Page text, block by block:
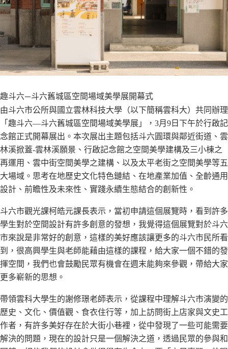
趣斗六—斗六舊城區空間場域美學展開幕式
由斗六市公所與國立雲林科技大學（以下簡稱雲科大）共同辦理
「趣斗六—斗六舊城區空間場域美學展」，3月9日下午於行啟記
念館正式開幕展出。本次展出主題包括斗六圓環與鄰近街道、雲
林溪掀蓋-雲林溪願景、行啟記念館之空間美學建構及三小棟之
再運用、雲中街空間美學之建構、以及太平老街之空間美學等五
大場域。思考在地歷史文化特色鏈結、在地產業加值、全齡通用
設計、前瞻性及未來性、實踐永續生態結合的創新性。
斗六市觀光課柯皓元課長表示，當初申請這個展覽時，看到許多
學生對於空間設計有許多創意的發想，我覺得這個展覽對於斗六
市來說是非常好的創意，這樣的美好應該讓更多的斗六市民所看
到，很高興學生與老師能藉由這樣的課程，給大家一個不錯的發
揮空間，我們也會鼓勵民眾有機會在週末能夠來參觀，帶給大家
更多嶄新的思想。
帶領雲科大學生的謝修璟老師表示，從課程中理解斗六市演變的
歷史、文化、價值觀、食衣住行等，加上訪問街上店家與文史工
作者，有許多美好存在於大街小巷裡，從中發現了一些可能需要
解決的問題，現在的設計只是一個解決之道，透過民眾的參與和